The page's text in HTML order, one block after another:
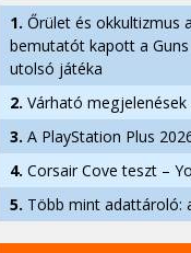
1. Őrület és okkultizmus
bemutatót kapott a
utolsó játéka
2. Várható
3. A PlayStation Plus
4. Corsair Cove teszt –
5. Több mint adattároló: